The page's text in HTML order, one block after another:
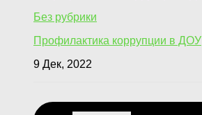
Без рубрики
Профилактика коррупции в ДОУ
9 Дек, 2022